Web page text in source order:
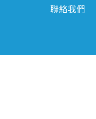
聯絡我們